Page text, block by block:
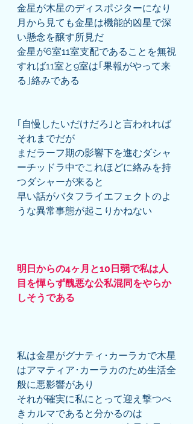
金星が木星のディスポジターになり
月から見ても金星は機能的凶星で深
い懸念を醸す所見だ
金星が6室11室支配であることを無視
すれば11室と9室は｢果報がやって来
る｣絡みである
｢自慢したいだけだろ｣と言われれば
それまでだが
まだラーフ期の影響下を進むダシャ
ーチッドラ中でこれほどに絡みを持
つダシャーが来ると
早い話がバタフライエフェクトのよ
うな異常事態が起こりかねない
明日からの4ヶ月と10日弱で私は人
目を憚らず醜悪な公私混同をやらか
しそうである
私は金星がグナティ･カーラカで木星
はアマティア･カーラカのため生活全
般に悪影響があり
それが確実に私にとって迎え撃つべ
きカルマであると分かるのは